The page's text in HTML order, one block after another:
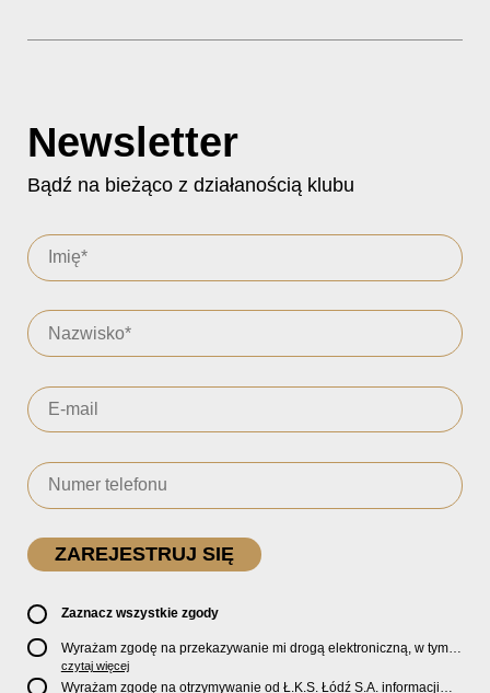
Newsletter
Bądź na bieżąco z działanością klubu
Zaznacz wszystkie zgody
Wyrażam zgodę na przekazywanie mi drogą elektroniczną, w tym
pocztą e-mail, oficjalnego newslettera oraz informacji o zniżkach,
promocjach, nowościach, biletach, karnetach, ofercie sklepu U2
czytaj więcej
Wyrażam zgodę na otrzymywanie od Ł.K.S. Łódź S.A. informacji